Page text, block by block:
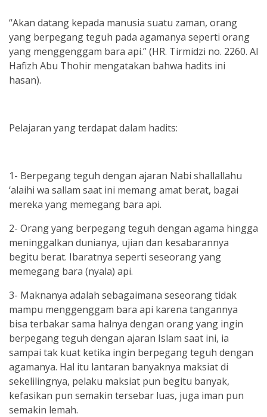
“Akan datang kepada manusia suatu zaman, orang
yang berpegang teguh pada agamanya seperti orang
yang menggenggam bara api.” (HR. Tirmidzi no. 2260. Al
Hafizh Abu Thohir mengatakan bahwa hadits ini
hasan).
Pelajaran yang terdapat dalam hadits:
1- Berpegang teguh dengan ajaran Nabi shallallahu
‘alaihi wa sallam saat ini memang amat berat, bagai
mereka yang memegang bara api.
2- Orang yang berpegang teguh dengan agama hingga
meninggalkan dunianya, ujian dan kesabarannya
begitu berat. Ibaratnya seperti seseorang yang
memegang bara (nyala) api.
3- Maknanya adalah sebagaimana seseorang tidak
mampu menggenggam bara api karena tangannya
bisa terbakar sama halnya dengan orang yang ingin
berpegang teguh dengan ajaran Islam saat ini, ia
sampai tak kuat ketika ingin berpegang teguh dengan
agamanya. Hal itu lantaran banyaknya maksiat di
sekelilingnya, pelaku maksiat pun begitu banyak,
kefasikan pun semakin tersebar luas, juga iman pun
semakin lemah.